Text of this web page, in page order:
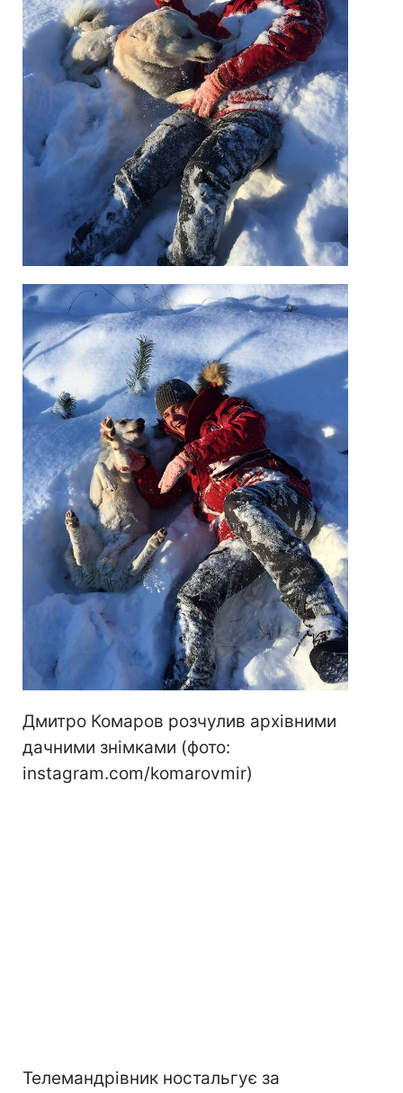
Дмитро Комаров розчулив архівними
дачними знімками (фото:
instagram.com/komarovmir)
Телемандрівник ностальгує за